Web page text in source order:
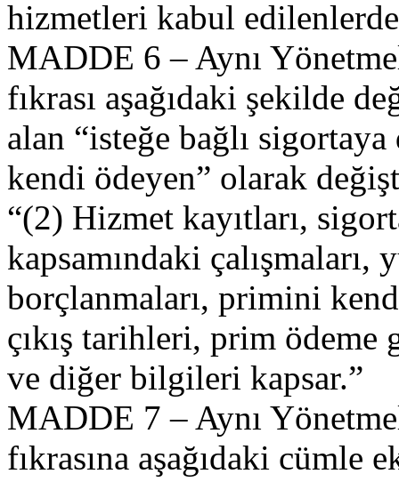
hizmetleri kabul
MADDE 6 – Aynı
fıkrası aşağıdaki şekilde
alan “isteğe bağlı
kendi ödeyen” olarak
“(2) Hizmet kayıtları,
kapsamındaki
borçlanmaları, primini
çıkış tarihleri, prim ödeme
ve diğer bilgileri kapsar.”
MADDE 7 – Aynı
fıkrasına aşağıdaki cümle